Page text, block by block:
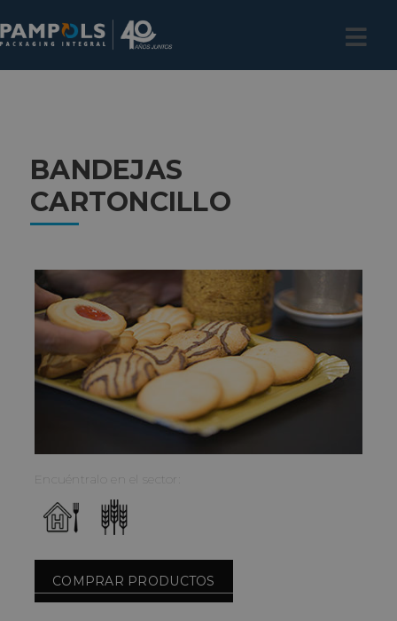
BANDEJAS
CARTONCILLO
Encuéntralo en el sector:
COMPRAR PRODUCTOS